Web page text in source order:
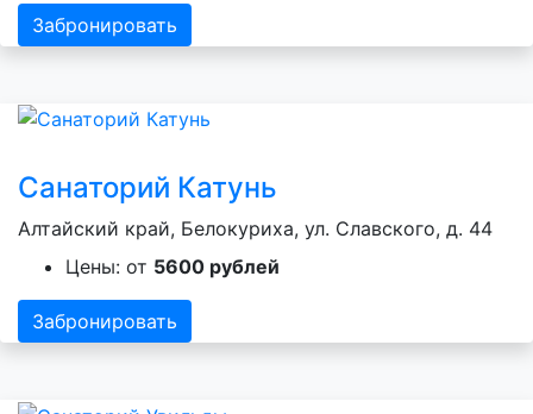
Забронировать
Санаторий Катунь
Алтайский край, Белокуриха, ул. Славского, д. 44
Цены: от 5600 рублей
Забронировать